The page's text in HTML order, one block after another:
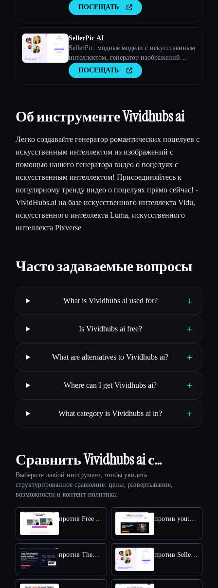
клипыПОСЕЩАТЬ
SellerPic AI
SellerPic: модные модели с искусственным
интеллектом, генератор изображений
продуктов и видео
ПОСЕЩАТЬ
Об инструменте Vividhubs ai
Легко создавайте генератор романтических поцелуев с
искусственным интеллектом из изображений с
помощью нашего генератора видео о поцелуях с
искусственным интеллектом! Присоединяйтесь к
популярному тренду видео о поцелуях прямо сейчас! -
VividHubs.ai на базе искусственного интеллекта Vidu,
искусственного интеллекта Luma, искусственного
интеллекта Pixverse
Часто задаваемые вопросы
What is Vividhubs ai used for? +
Is Vividhubs ai free? +
What are alternatives to Vividhubs ai? +
Where can I get Vividhubs ai? +
What category is Vividhubs ai in? +
Сравнить Vividhubs ai с…
Выберите любой инструмент, чтобы увидеть
структурированное сравнение: цены, развертывание,
возможности и контент-политика.
против Free AI kissing video generator против youtube video downloader
против TheFluxTrain против SellerPic AI